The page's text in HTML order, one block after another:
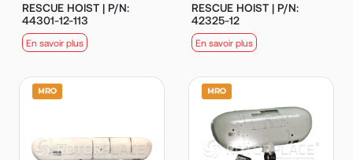
RESCUE HOIST | P/N:
44301-12-113
En savoir plus
RESCUE HOIST | P/N:
42325-12
En savoir plus